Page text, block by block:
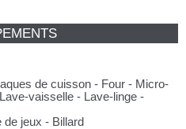
de cuisson - Four - Micro-
vaisselle - Lave-linge -
de jeux - Billard